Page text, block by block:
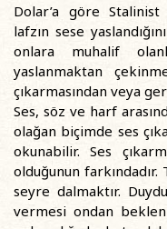
Dolar’a göre
lafzın sese
onlara muhalif
yaslanmaktan
çıkarmasından veya
Ses, söz ve harf
olağan biçimde ses
okunabilir. Ses
olduğunun farkındadır.
seyre dalmaktır.
vermesi ondan